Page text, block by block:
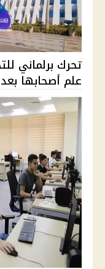
تحرك برلماني
علم أصحابها